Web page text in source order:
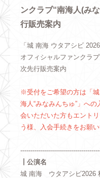
ンクラブ“南海人(み
行販売案内
「城 南海 ウタアシビ 2026
オフィシャルファンクラ
次先行販売案内
※受付をご希望の方は「
海人“みなみんちゅ”」へ
会いただいた方もエント
う様、入会手続きをお願い
┃公演名
城 南海 ウタアシビ2026